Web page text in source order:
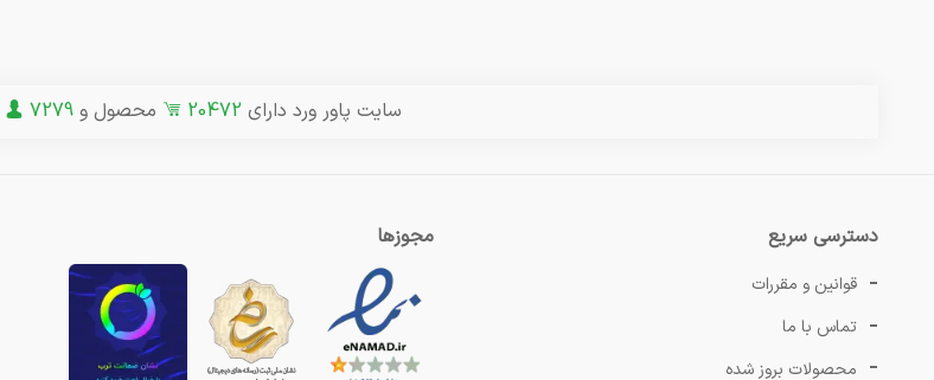
سایت پاور ورد دارای 20472 محصول و 7279
دسترسی سریع
قوانین و مقررات
تماس با ما
محصولات بروز شده
مجوزها